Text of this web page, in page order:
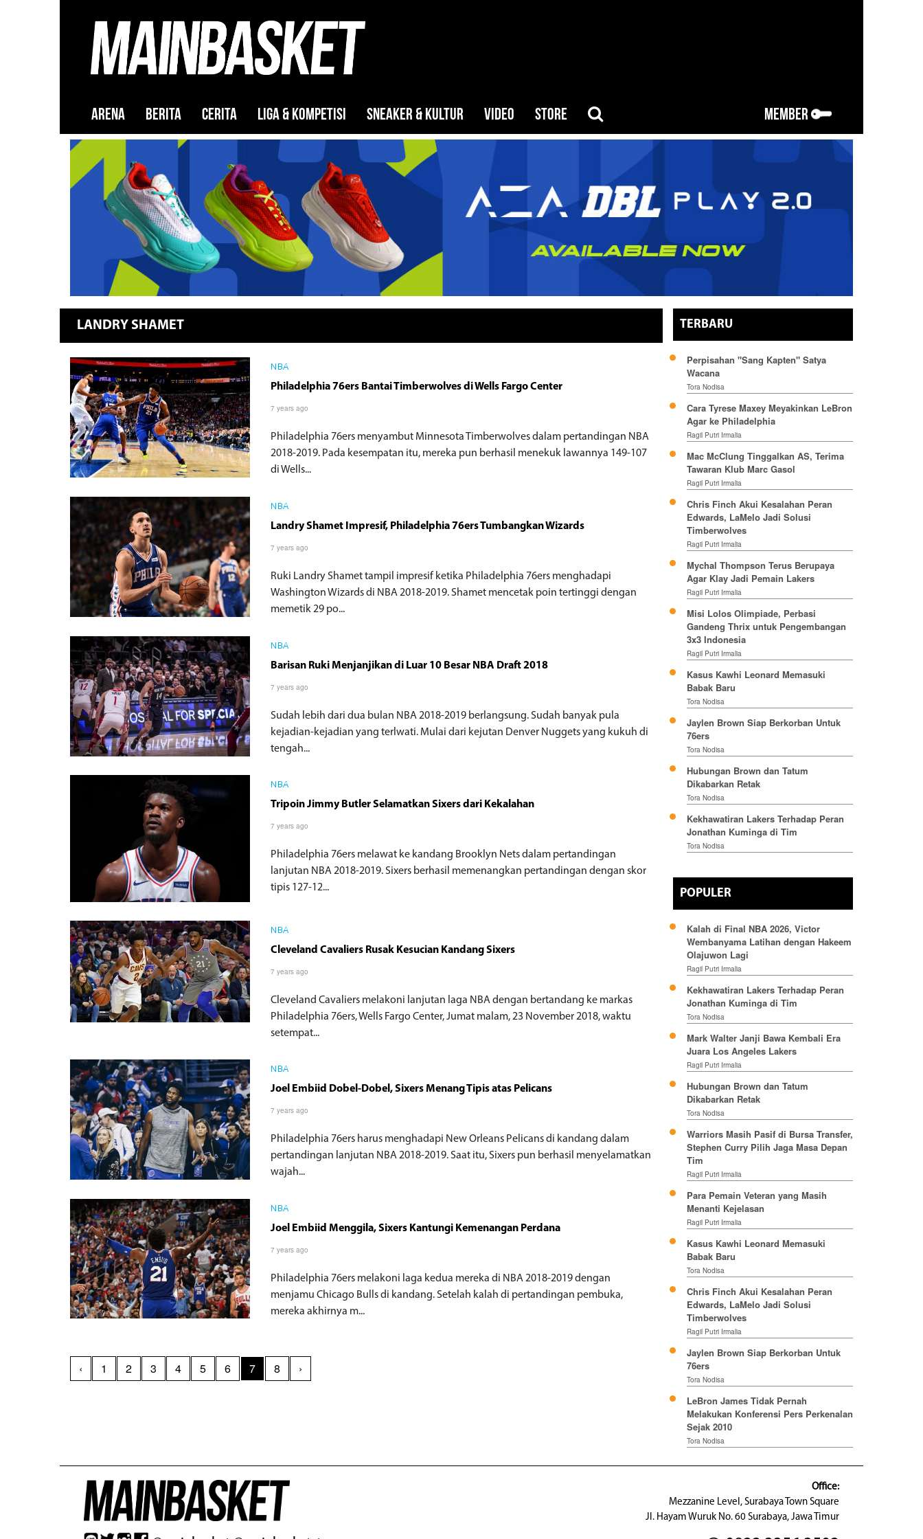
ARENA BERITA CERITA LIGA & KOMPETISI SNEAKER & KULTUR VIDEO STORE MEMBER
LANDRY SHAMET
NBA
Philadelphia 76ers Bantai Timberwolves di Wells Fargo Center
7 years ago
Philadelphia 76ers menyambut Minnesota Timberwolves dalam pertandingan NBA
2018-2019. Pada kesempatan itu, mereka pun berhasil menekuk lawannya 149-107
di Wells...
NBA
Landry Shamet Impresif, Philadelphia 76ers Tumbangkan Wizards
7 years ago
Ruki Landry Shamet tampil impresif ketika Philadelphia 76ers menghadapi
Washington Wizards di NBA 2018-2019. Shamet mencetak poin tertinggi dengan
memetik 29 po...
NBA
Barisan Ruki Menjanjikan di Luar 10 Besar NBA Draft 2018
7 years ago
Sudah lebih dari dua bulan NBA 2018-2019 berlangsung. Sudah banyak pula
kejadian-kejadian yang terlwati. Mulai dari kejutan Denver Nuggets yang kukuh di
tengah...
NBA
Tripoin Jimmy Butler Selamatkan Sixers dari Kekalahan
7 years ago
Philadelphia 76ers melawat ke kandang Brooklyn Nets dalam pertandingan
lanjutan NBA 2018-2019. Sixers berhasil memenangkan pertandingan dengan skor
tipis 127-12...
NBA
Cleveland Cavaliers Rusak Kesucian Kandang Sixers
7 years ago
Cleveland Cavaliers melakoni lanjutan laga NBA dengan bertandang ke markas
Philadelphia 76ers, Wells Fargo Center, Jumat malam, 23 November 2018, waktu
setempat...
NBA
Joel Embiid Dobel-Dobel, Sixers Menang Tipis atas Pelicans
7 years ago
Philadelphia 76ers harus menghadapi New Orleans Pelicans di kandang dalam
pertandingan lanjutan NBA 2018-2019. Saat itu, Sixers pun berhasil menyelamatkan
wajah...
NBA
Joel Embiid Menggila, Sixers Kantungi Kemenangan Perdana
7 years ago
Philadelphia 76ers melakoni laga kedua mereka di NBA 2018-2019 dengan
menjamu Chicago Bulls di kandang. Setelah kalah di pertandingan pembuka,
mereka akhirnya m...
‹ 1 2 3 4 5 6 7 8 ›
TERBARU
Perpisahan "Sang Kapten" Satya
Wacana
Tora Nodisa
Cara Tyrese Maxey Meyakinkan LeBron
Agar ke Philadelphia
Ragil Putri Irmalia
Mac McClung Tinggalkan AS, Terima
Tawaran Klub Marc Gasol
Ragil Putri Irmalia
Chris Finch Akui Kesalahan Peran
Edwards, LaMelo Jadi Solusi
Timberwolves
Ragil Putri Irmalia
Mychal Thompson Terus Berupaya
Agar Klay Jadi Pemain Lakers
Ragil Putri Irmalia
Misi Lolos Olimpiade, Perbasi
Gandeng Thrix untuk Pengembangan
3x3 Indonesia
Ragil Putri Irmalia
Kasus Kawhi Leonard Memasuki
Babak Baru
Tora Nodisa
Jaylen Brown Siap Berkorban Untuk
76ers
Tora Nodisa
Hubungan Brown dan Tatum
Dikabarkan Retak
Tora Nodisa
Kekhawatiran Lakers Terhadap Peran
Jonathan Kuminga di Tim
Tora Nodisa
POPULER
Kalah di Final NBA 2026, Victor
Wembanyama Latihan dengan Hakeem
Olajuwon Lagi
Ragil Putri Irmalia
Kekhawatiran Lakers Terhadap Peran
Jonathan Kuminga di Tim
Tora Nodisa
Mark Walter Janji Bawa Kembali Era
Juara Los Angeles Lakers
Ragil Putri Irmalia
Hubungan Brown dan Tatum
Dikabarkan Retak
Tora Nodisa
Warriors Masih Pasif di Bursa Transfer,
Stephen Curry Pilih Jaga Masa Depan
Tim
Ragil Putri Irmalia
Para Pemain Veteran yang Masih
Menanti Kejelasan
Ragil Putri Irmalia
Kasus Kawhi Leonard Memasuki
Babak Baru
Tora Nodisa
Chris Finch Akui Kesalahan Peran
Edwards, LaMelo Jadi Solusi
Timberwolves
Ragil Putri Irmalia
Jaylen Brown Siap Berkorban Untuk
76ers
Tora Nodisa
LeBron James Tidak Pernah
Melakukan Konferensi Pers Perkenalan
Sejak 2010
Tora Nodisa
Office:
Mezzanine Level, Surabaya Town Square
Jl. Hayam Wuruk No. 60 Surabaya, Jawa Timur